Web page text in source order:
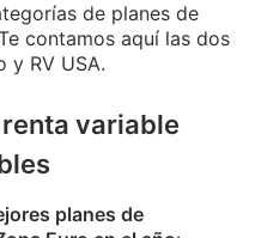
de planes de
contamos aquí las dos
y RV USA.
variable
planes de